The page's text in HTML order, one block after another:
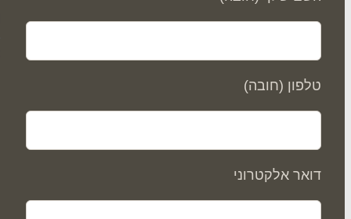
טלפון (חובה)
דואר אלקטרוני